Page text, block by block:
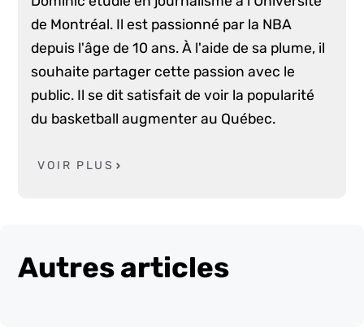
de Montréal. Il est passionné par la NBA
depuis l'âge de 10 ans. À l'aide de sa plume, il
souhaite partager cette passion avec le
public. Il se dit satisfait de voir la popularité
du basketball augmenter au Québec.
VOIR PLUS
Autres articles